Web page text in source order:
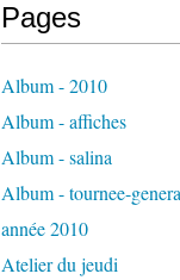
Pages
Album - 2010
Album - affiches
Album - salina
Album - tournee-
année 2010
Atelier du jeudi